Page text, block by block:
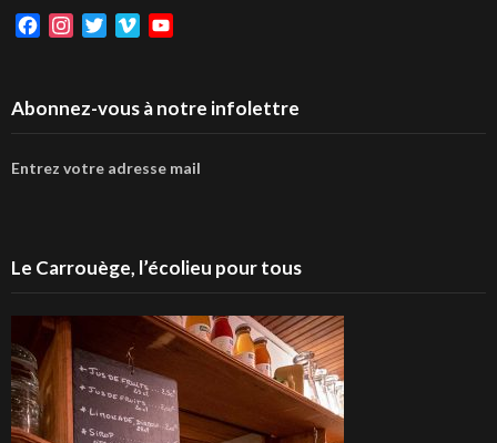
FacebookInstagramTwitterVimeo
Abonnez-vous à notre infolettre
Entrez votre adresse mail
Le Carrouège, l’écolieu pour tous